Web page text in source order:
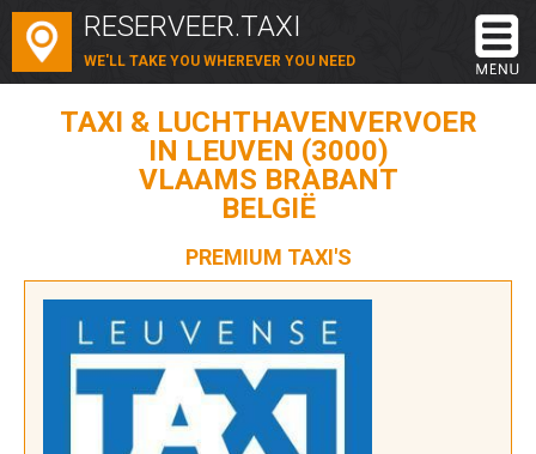
RESERVEER.TAXI
WE'LL TAKE YOU WHEREVER YOU NEED
TAXI & LUCHTHAVENVERVOER
IN LEUVEN (3000)
VLAAMS BRABANT
BELGIË
PREMIUM TAXI'S